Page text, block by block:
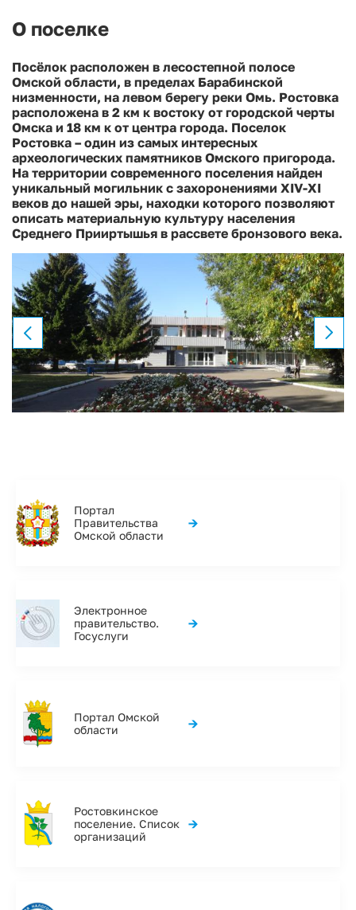
О поселке
Посёлок расположен в лесостепной полосе
Омской области, в пределах Барабинской
низменности, на левом берегу реки Омь. Ростовка
расположена в 2 км к востоку от городской черты
Омска и 18 км к от центра города. Поселок
Ростовка – один из самых интересных
археологических памятников Омского пригорода.
На территории современного поселения найден
уникальный могильник с захоронениями XIV-XI
веков до нашей эры, находки которого позволяют
описать материальную культуру населения
Среднего Прииртышья в рассвете бронзового века.
Портал
Правительства
Омской области
→
Электронное
правительство.
Госуслуги
→
Портал Омской
области
→
Ростовкинское
поселение. Список
организаций
→